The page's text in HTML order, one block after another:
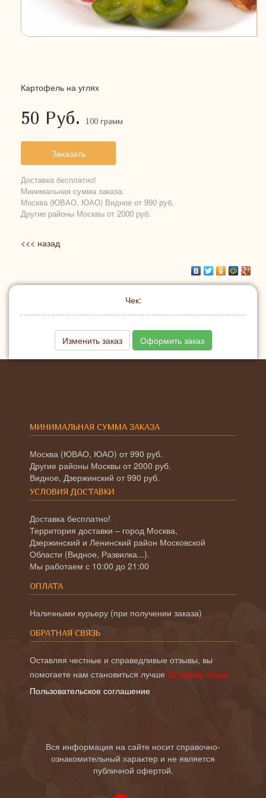
Картофель на углях
50 Руб. 100 грамм
Заказать
Доставка бесплатно!
Минимальная сумма заказа:
Москва (ЮВАО, ЮАО) Видное от 990 руб.
Другие районы Москвы от 2000 руб.
<<< назад
Чек:
Изменить заказ Оформить заказ
МИНИМАЛЬНАЯ СУММА ЗАКАЗА
Москва (ЮВАО, ЮАО) от 990 руб.
Другие районы Москвы от 2000 руб.
Видное, Дзержинский от 990 руб.
УСЛОВИЯ ДОСТАВКИ
Доставка бесплатно!
Территория доставки – город Москва,
Дзержинский и Ленинский район Московской
Области (Видное, Развилка...).
Мы работаем с 10:00 до 21:00
ОПЛАТА
Наличными курьеру (при получении заказа)
ОБРАТНАЯ СВЯЗЬ
Оставляя честные и справедливые отзывы, вы
помогаете нам становиться лучше Оставить отзыв
Пользовательское соглашение
Вся информация на сайте носит справочно-
ознакомительный характер и не является
публичной офертой.